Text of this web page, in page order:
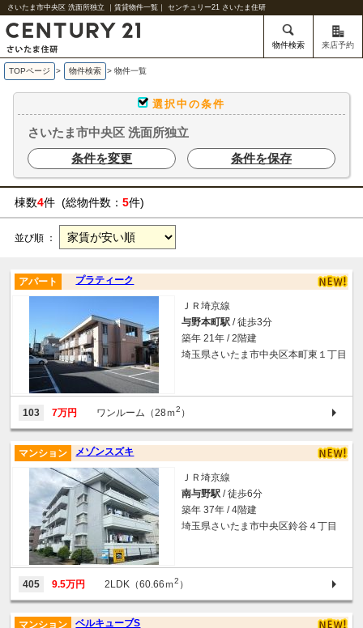
さいたま市中央区 洗面所独立 ｜賃貸物件一覧｜ センチュリー21 さいたま住研
物件検索 来店予約
TOPページ > 物件検索 > 物件一覧
選択中の条件
さいたま市中央区 洗面所独立
条件を変更
条件を保存
棟数4件 (総物件数： 5件)
並び順 ：
プラティーク
アパート
ＪＲ埼京線
与野本町駅 / 徒歩3分
築年 21年 / 2階建
埼玉県さいたま市中央区本町東１丁目
103 7万円 ワンルーム（28ｍ2 ）
メゾンスズキ
マンション
ＪＲ埼京線
南与野駅 / 徒歩6分
築年 37年 / 4階建
埼玉県さいたま市中央区鈴谷４丁目
405 9.5万円 2LDK（60.66ｍ2 ）
ベルキューブS
マンション